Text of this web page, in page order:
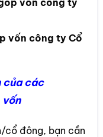
vốn công ty
vốn công ty Cổ
của các
cổ đông, bạn cần